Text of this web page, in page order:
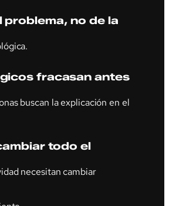
no de la
fracasan antes
buscan la explicación en el
todo el
necesitan cambiar